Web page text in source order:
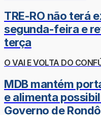
TRE-RO não terá
segunda-feira e
terça
O VAI E VOLTA DO
MDB mantém
e alimenta
Governo de